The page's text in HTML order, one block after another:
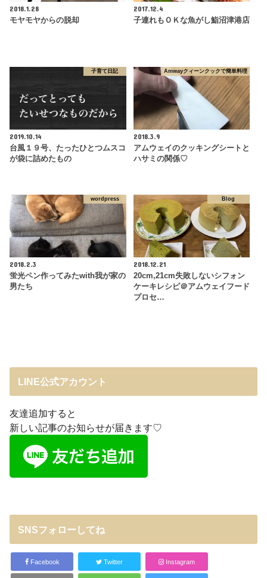
2018.1.28
モヤモヤからの脱却
2017.12.4
子連れもＯＫな魚がし鮨沼津港店
子育て日記
2019.10.14
台風１９号、たったひとつムスコ
が袋に詰めたもの
Amwayクィーンクックで簡単料理
2018.3.9
アムウェイのクッキングシートと
ハサミの関係♡
wordpress
2018.2.3
蛍光ペン作ってみたwith我が家の
男たち
Blog
2018.12.21
20cm,21cm失敗しないシフォン
ケーキレシピ＠アムウェイフード
プロセ…
LINE公式アカウント
友達追加すると
新しい記事のお知らせが届きます♡
SNSフォローしてね
Facebook Twitter Instagram